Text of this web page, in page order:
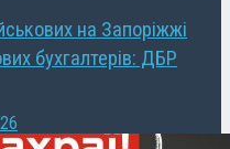
на Запоріжжі
бухгалтерів: ДБР